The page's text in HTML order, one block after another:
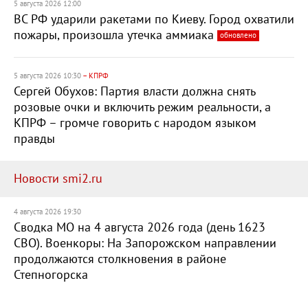
5 августа 2026 12:00
ВС РФ ударили ракетами по Киеву. Город охватили
пожары, произошла утечка аммиака
обновлено
5 августа 2026 10:30 – КПРФ
Сергей Обухов: Партия власти должна снять
розовые очки и включить режим реальности, а
КПРФ – громче говорить с народом языком
правды
Новости smi2.ru
4 августа 2026 19:30
Сводка МО на 4 августа 2026 года (день 1623
СВО). Военкоры: На Запорожском направлении
продолжаются столкновения в районе
Степногорска